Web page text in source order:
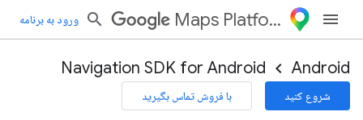
Maps Platform ورود به برنامه
Android
Navigation SDK for Android
شروع کنید با فروش تماس بگیرید